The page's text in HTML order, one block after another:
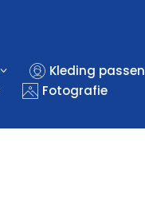
Kleding passen
Fotografie